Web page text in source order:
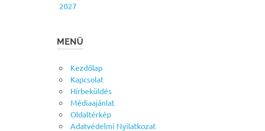
2027
MENÜ
Kezdőlap
Kapcsolat
Hírbeküldés
Médiaajánlat
Oldaltérkép
Adatvédelmi Nyilatkozat